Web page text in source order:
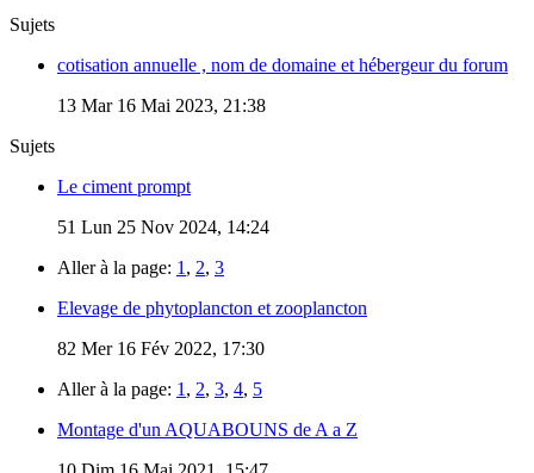
Sujets
cotisation annuelle , nom de domaine et hébergeur du forum
13 Mar 16 Mai 2023, 21:38
Sujets
Le ciment prompt
51 Lun 25 Nov 2024, 14:24
Aller à la page: 1 , 2, 3
Elevage de phytoplancton et zooplancton
82 Mer 16 Fév 2022, 17:30
Aller à la page: 1 , 2, 3, 4, 5
Montage d'un AQUABOUNS de A a Z